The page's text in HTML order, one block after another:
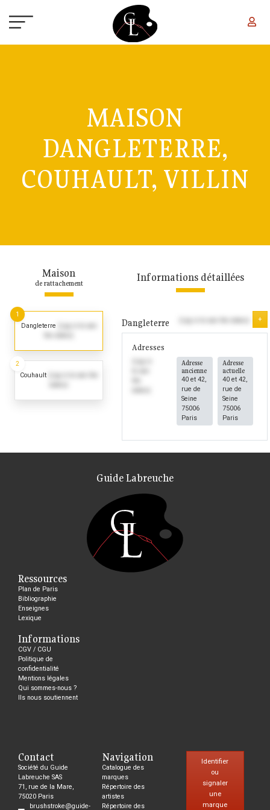
MAISON
DANGLETERRE,
COUHAULT, VILLIN
Maison
de rattachement Informations détaillées
Dangleterre
1
Couhault
2
Dangleterre +
Adresses
Adresse
ancienne
40 et 42,
rue de
Seine
75006
Paris
Adresse
actuelle
40 et 42,
rue de
Seine
75006
Paris
Guide Labreuche
Ressources
Plan de Paris
Bibliographie
Enseignes
Lexique
Informations
CGV / CGU
Politique de
confidentialité
Mentions légales
Qui sommes-nous ?
Ils nous soutiennent
Contact
Société du Guide
Labreuche SAS
71, rue de la Mare,
75020 Paris
brushstroke@guide-
Navigation
Catalogue des
marques
Répertoire des
artistes
Répertoire des
Identifier
ou
signaler
une
marque